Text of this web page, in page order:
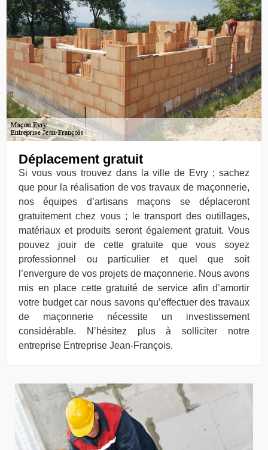
Déplacement gratuit
Si vous vous trouvez dans la ville de Evry ; sachez
que pour la réalisation de vos travaux de maçonnerie,
nos équipes d’artisans maçons se déplaceront
gratuitement chez vous ; le transport des outillages,
matériaux et produits seront également gratuit. Vous
pouvez jouir de cette gratuite que vous soyez
professionnel ou particulier et quel que soit
l’envergure de vos projets de maçonnerie. Nous avons
mis en place cette gratuité de service afin d’amortir
votre budget car nous savons qu’effectuer des travaux
de maçonnerie nécessite un investissement
considérable. N’hésitez plus à solliciter notre
entreprise Entreprise Jean-François.